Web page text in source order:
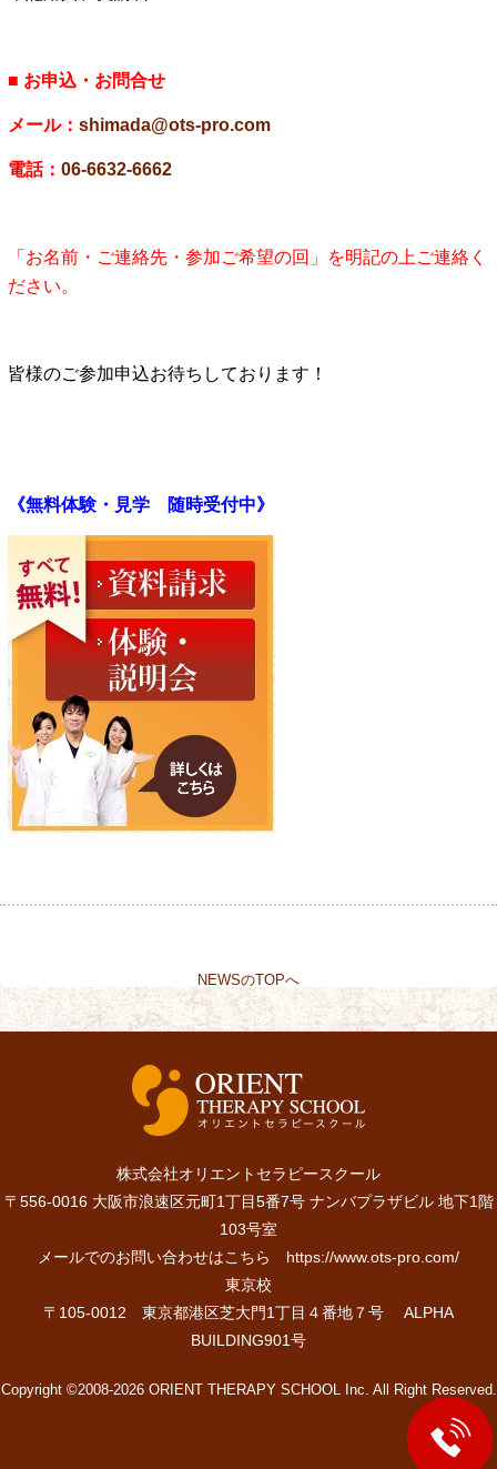
■ お申込・お問合せ
メール： shimada@ots-pro.com
電話： 06-6632-6662
「お名前・ご連絡先・参加ご希望の回」を明記の上ご連絡く
ださい。
皆様のご参加申込お待ちしております！
《無料体験・見学 随時受付中》
NEWSのTOPへ
株式会社オリエントセラピースクール
〒556-0016 大阪市浪速区元町1丁目5番7号 ナンバプラザビル 地下1階
103号室
メールでのお問い合わせはこちら
https://www.ots-pro.com/
東京校
〒105-0012 東京都港区芝大門1丁目４番地７号 ALPHA
BUILDING901号
Copyright ©2008-2026 ORIENT THERAPY SCHOOL Inc. All Right Reserved.